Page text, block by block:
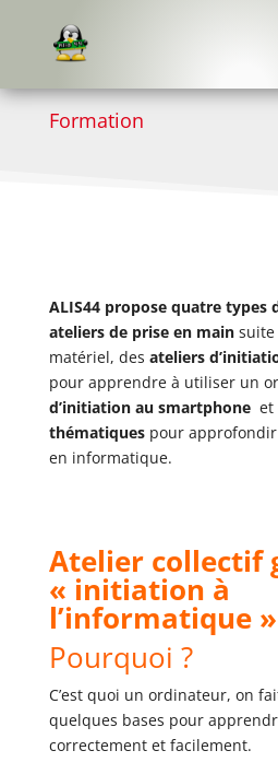
Formation
ALIS44 propose quatre types
ateliers de prise en mainsuite
matériel, des ateliers
pour apprendre à utiliser un
d’initiation au smartphoneet
thématiquespour approfondir
en informatique.
Atelier collectif
« initiation à
l’informatique »
Pourquoi ?
C’est quoi un ordinateur, on
quelques bases pour
correctement et facilement.